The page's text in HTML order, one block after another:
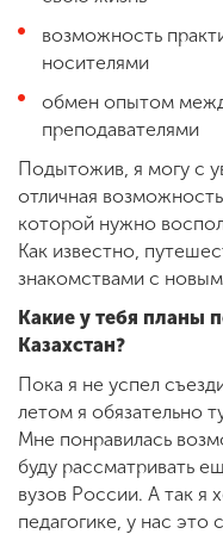
возможность
носителями
обмен опытом
преподавателями
Подытожив, я могу с
отличная
которой нужно
Как известно,
знакомствами с
Какие у тебя планы
Казахстан?
Пока я не успел
летом я обязательно
Мне понравилась
буду рассматривать
вузов России. А так я
педагогике, у нас